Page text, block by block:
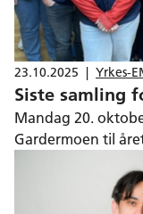
23.10.2025 | Yrkes-
Siste samling
Mandag 20.
Gardermoen til
EuroSkills, og for
deltakerne og